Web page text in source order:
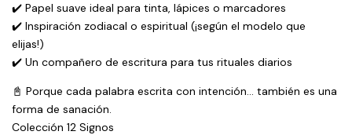
✔️ Papel suave ideal para tinta, lápices o marcadores
✔️ Inspiración zodiacal o espiritual (¡según el modelo que
elijas!)
✔️ Un compañero de escritura para tus rituales diarios
📓 Porque cada palabra escrita con intención… también es una
forma de sanación.
Colección 12 Signos